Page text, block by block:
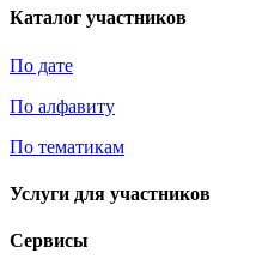
Каталог участников
По дате
По алфавиту
По тематикам
Услуги для участников
Сервисы